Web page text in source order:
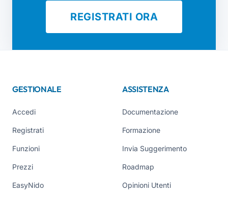
REGISTRATI ORA
GESTIONALE
Accedi
Registrati
Funzioni
Prezzi
EasyNido
ASSISTENZA
Documentazione
Formazione
Invia Suggerimento
Roadmap
Opinioni Utenti